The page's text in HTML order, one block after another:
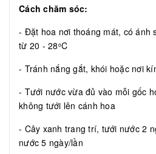
Cách chăm sóc:
- Đặt hoa nơi thoáng mát, có ánh
từ 20 - 28oC
- Tránh nắng gắt, khói hoặc nơi
- Tưới nước vừa đủ vào mỗi gốc
không tưới lên cánh hoa
- Cây xanh trang trí, tưới nước 2
nước 5 ngày/lần